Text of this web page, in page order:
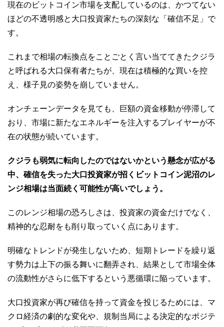
現在のビットコイン市場を支配しているのは、かつてない
ほどの不透明感と大口投資家たちの深刻な「確信不足」で
す。
これまで相場の転換点をことごとく言い当ててきたクジラ
と呼ばれる大口保有者たちが、現在は積極的な買いを控
え、様子見の姿勢を崩していません。
オンチェーンデータを見ても、巨額の資金移動が停滞して
おり、市場に新たなエネルギーを注入するプレイヤーが不
在の状態が続いています。
クジラも弱気に転向したのではないかという懸念が広がる
中、確信を失った大口投資家が招くビットコイン泥沼のレ
ンジ相場は当面続く可能性が高いでしょう。
このレンジ相場の恐ろしさは、投資家の資金だけでなく、
精神的な忍耐をも削り取っていく点にあります。
明確なトレンドが発生しないため、短期トレードを繰り返
す勢力は上下の振る舞いに翻弄され、結果として市場全体
の流動性がさらに低下するという悪循環に陥っています。
大口投資家が再び確信を持って資金を投じるためには、マ
クロ経済の劇的な変化や、規制当局による決定的なポジテ